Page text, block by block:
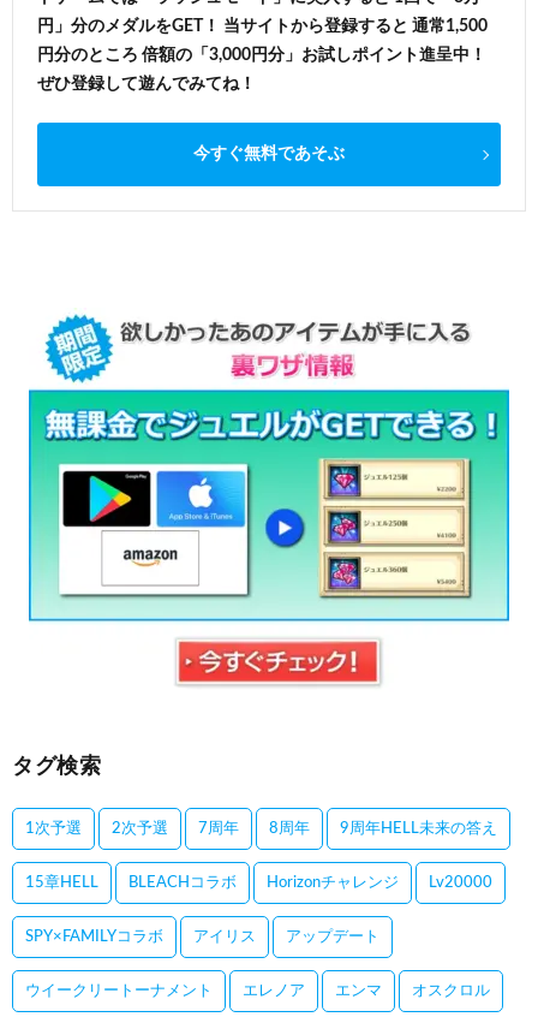
円」分のメダルをGET！ 当サイトから登録すると 通常1,500
円分のところ 倍額の「3,000円分」お試しポイント進呈中！
ぜひ登録して遊んでみてね！
今すぐ無料であそぶ
タグ検索
1次予選 2次予選 7周年 8周年 9周年HELL未来の答え
15章HELL BLEACHコラボ Horizonチャレンジ Lv20000
SPY×FAMILYコラボ アイリス アップデート
ウイークリートーナメント エレノア エンマ オスクロル